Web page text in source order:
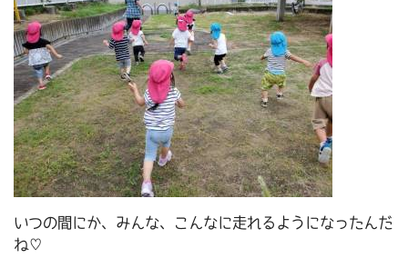
いつの間にか、みんな、こんなに走れるようになったんだ
ね♡